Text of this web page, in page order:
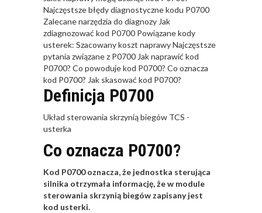
Najczęstsze błędy diagnostyczne kodu P0700
Zalecane narzędzia do diagnozyJak
zdiagnozować kod P0700 Powiązane kody
usterek: Szacowany koszt naprawyNajczęstsze
pytania związane z P0700Jak naprawić kod
P0700? Co powoduje kod P0700? Co oznacza
kod P0700? Jak skasować kod P0700?
Definicja P0700
Układ sterowania skrzynią biegów TCS -
usterka
Co oznacza P0700?
Kod P0700 oznacza, że jednostka sterująca
silnika otrzymała informację, że w module
sterowania skrzynią biegów zapisany jest
kod usterki.